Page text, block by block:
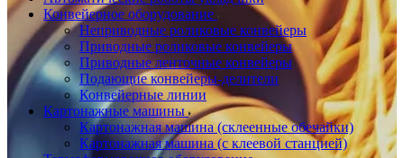
Конвейерное оборудование
Неприводные роликовые конвейеры
Приводные роликовые конвейеры
Приводные ленточные конвейеры
Подающие конвейеры-делители
Конвейерные линии
Картонажные машины
Картонажная машина (склеенные обечайки)
Картонажная машина (с клеевой станцией)